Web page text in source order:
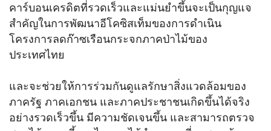
คาร์บอนเครดิตที่รวดเร็วและแม่นยำขึ้นจะเป็นกุญแจ
สำคัญในการพัฒนาอีโคซิสเท็มของการดำเนิน
โครงการลดก๊าซเรือนกระจกภาคป่าไม้ของ
ประเทศไทย
และจะช่วยให้การร่วมกันดูแลรักษาสิ่งแวดล้อมของ
ภาครัฐ ภาคเอกชน และภาคประชาชนเกิดขึ้นได้จริง
อย่างรวดเร็วขึ้น มีความชัดเจนขึ้น และสามารถตรวจ